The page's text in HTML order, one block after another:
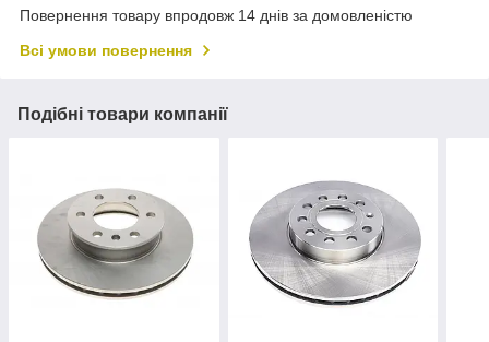
Повернення товару впродовж 14 днів за домовленістю
Всі умови повернення
Подібні товари компанії